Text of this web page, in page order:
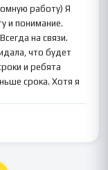
работу) Я
и понимание.
на связи.
что будет
и ребята
срока. Хотя я